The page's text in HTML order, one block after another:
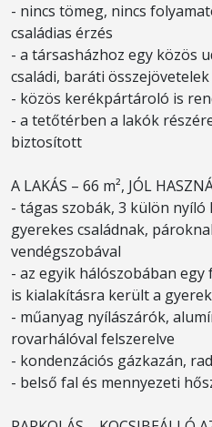
- nincs tömeg, nincs
családias érzés
- a társasházhoz egy közös
családi, baráti
- közös kerékpártároló is
- a tetőtérben a lakók
biztosított
A LAKÁS – 66 m², JÓL
- tágas szobák, 3 külön nyíló
gyerekes családnak,
vendégszobával
- az egyik hálószobában
is kialakításra került a
- műanyag nyílászárók,
rovarhálóval felszerelve
- kondenzációs gázkazán,
- belső fal és mennyezeti